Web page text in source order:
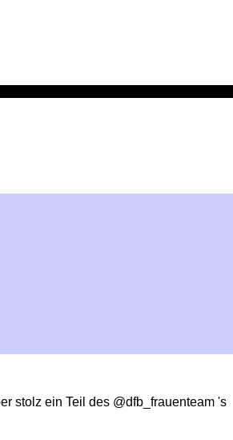
stolz ein Teil des @dfb_frauenteam 's